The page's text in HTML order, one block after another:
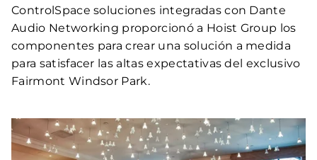
ControlSpace soluciones integradas con Dante
Audio Networking proporcionó a Hoist Group los
componentes para crear una solución a medida
para satisfacer las altas expectativas del exclusivo
Fairmont Windsor Park.